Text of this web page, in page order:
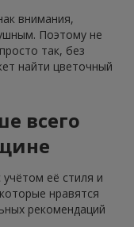
внимания,
Поэтому не
так, без
найти цветочный
всего
её стиля и
нравятся
рекомендаций